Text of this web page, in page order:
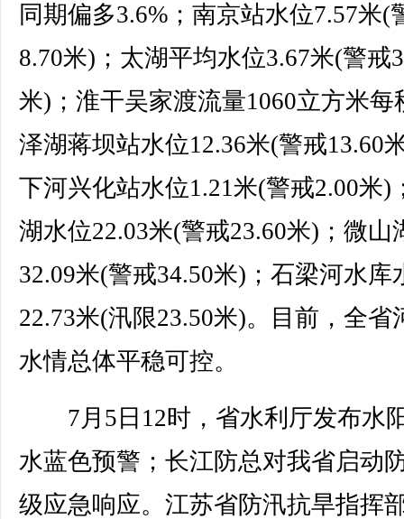
同期偏多3.6%；南京站水位7.57米(
8.70米)；太湖平均水位3.67米(警戒
米)；淮干吴家渡流量1060立方米每
泽湖蒋坝站水位12.36米(警戒13.60
下河兴化站水位1.21米(警戒2.00米)
湖水位22.03米(警戒23.60米)；微山
32.09米(警戒34.50米)；石梁河水库
22.73米(汛限23.50米)。目前，全省
水情总体平稳可控。
7月5日12时，省水利厅发布水
水蓝色预警；长江防总对我省启动
级应急响应。江苏省防汛抗旱指挥